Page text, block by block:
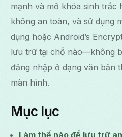
mạnh và mở khóa sinh trắc
không an toàn, và sử dụng
dụng hoặc Android’s
lưu trữ tại chỗ nào—không
đăng nhập ở dạng văn bản
màn hình.
Mục lục
Làm thế nào để lưu trữ